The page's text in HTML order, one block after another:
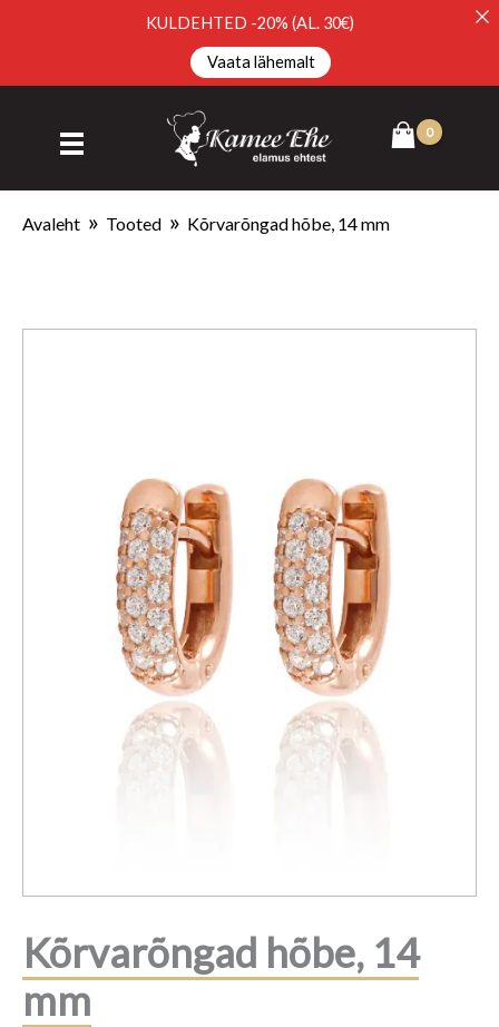
KULDEHTED -20% (AL. 30€)
Vaata lähemalt
Avaleht Tooted Kõrvarõngad hõbe, 14 mm
Kõrvarõngad hõbe, 14
mm